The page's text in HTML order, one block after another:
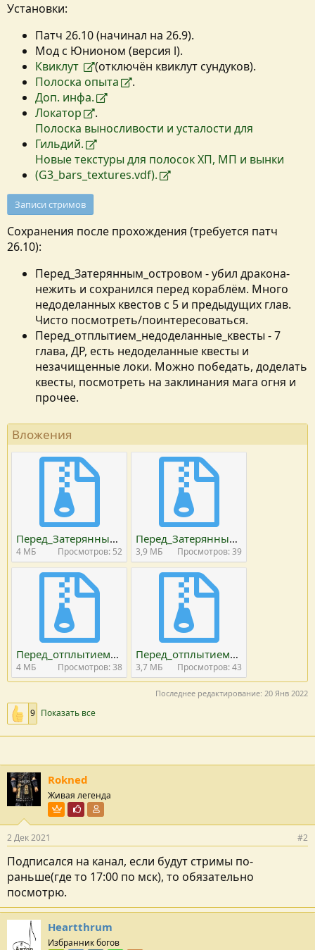
Установки:
Патч 26.10 (начинал на 26.9).
Мод с Юнионом (версия l).
Квиклут
(отключён квиклут сундуков).
Полоска опыта
.
Доп. инфа.
Локатор
.
Полоска выносливости и усталости для
Гильдий.
Новые текстуры для полосок ХП, МП и вынки
(G3_bars_textures.vdf).
Записи стримов
Сохранения после прохождения (требуется патч
26.10):
Перед_Затерянным_островом - убил дракона-
нежить и сохранился перед кораблём. Много
недоделанных квестов с 5 и предыдущих глав.
Чисто посмотреть/поинтересоваться.
Перед_отплытием_недоделанные_квесты - 7
глава, ДР, есть недоделанные квесты и
незачищенные локи. Можно победать, доделать
квесты, посмотреть на заклинания мага огня и
прочее.
Вложения
Перед_Затерянным_островом.part01.rar
4 MБ Просмотров: 52
Перед_Затерянным_островом.part02.rar
3,9 MБ Просмотров: 39
Перед_отплытием_недоделанные_квесты.part01.rar
4 MБ Просмотров: 38
Перед_отплытием_недоделанные_квесты.part02.rar
3,7 MБ Просмотров: 43
Последнее редактирование: 20 Янв 2022
9 Показать все
Rokned
Живая легенда
Пользователь VIP
Почётный пользователь
2 Дек 2021 #2
Подписался на канал, если будут стримы по-
раньше(где то 17:00 по мск), то обязательно
посмотрю.
Heartthrum
Избранник богов